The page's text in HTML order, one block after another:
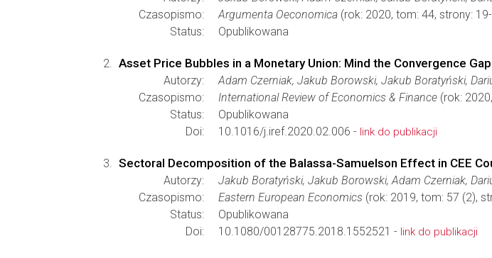
Czasopismo:
Argumenta Oeconomica (rok: 2020, tom: 44, strony:
Status:
Opublikowana
Asset Price Bubbles in a Monetary Union: Mind the Convergence Gap
Autorzy:
Adam Czerniak, Jakub Borowski, Jakub Boratyński,
Czasopismo:
International Review of Economics & Finance (rok:
Status:
Opublikowana
Doi:
10.1016/j.iref.2020.02.006 - link do publikacji
Sectoral Decomposition of the Balassa-Samuelson Effect in CEE
Autorzy:
Jakub Boratyński, Jakub Borowski, Adam Czerniak,
Czasopismo:
Eastern European Economics (rok: 2019, tom: 57 (2),
Status:
Opublikowana
Doi:
10.1080/00128775.2018.1552521 - link do publikacji